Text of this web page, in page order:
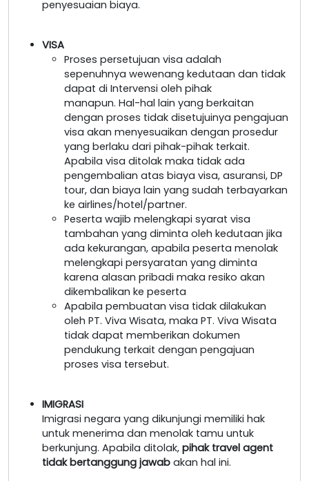
penyesuaian biaya.
VISA
Proses persetujuan visa adalah
sepenuhnya wewenang kedutaan dan tidak
dapat di Intervensi oleh pihak
manapun. Hal-hal lain yang berkaitan
dengan proses tidak disetujuinya pengajuan
visa akan menyesuaikan dengan prosedur
yang berlaku dari pihak-pihak terkait.
Apabila visa ditolak maka tidak ada
pengembalian atas biaya visa, asuransi, DP
tour, dan biaya lain yang sudah terbayarkan
ke airlines/hotel/partner.
Peserta wajib melengkapi syarat visa
tambahan yang diminta oleh kedutaan jika
ada kekurangan, apabila peserta menolak
melengkapi persyaratan yang diminta
karena alasan pribadi maka resiko akan
dikembalikan ke peserta
Apabila pembuatan visa tidak dilakukan
oleh PT. Viva Wisata, maka PT. Viva Wisata
tidak dapat memberikan dokumen
pendukung terkait dengan pengajuan
proses visa tersebut.
IMIGRASI
Imigrasi negara yang dikunjungi memiliki hak
untuk menerima dan menolak tamu untuk
berkunjung. Apabila ditolak, pihak travel agent
tidak bertanggung jawab akan hal ini.